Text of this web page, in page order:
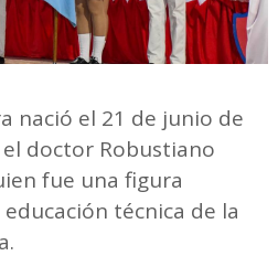
nació el 21 de junio de
doctor Robustiano
fue una figura
técnica de la